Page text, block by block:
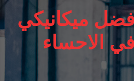
ميكانيكي
الاحساء